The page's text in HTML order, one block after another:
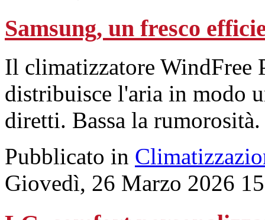
Samsung, un fresco
Il climatizzatore WindFree
distribuisce l'aria in modo
diretti. Bassa la rumorosità.
Pubblicato in
Giovedì, 26 Marzo 2026